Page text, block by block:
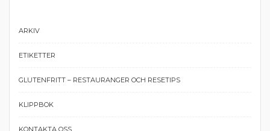
ARKIV
ETIKETTER
GLUTENFRITT – RESTAURANGER OCH RESETIPS
KLIPPBOK
KONTAKTA OSS